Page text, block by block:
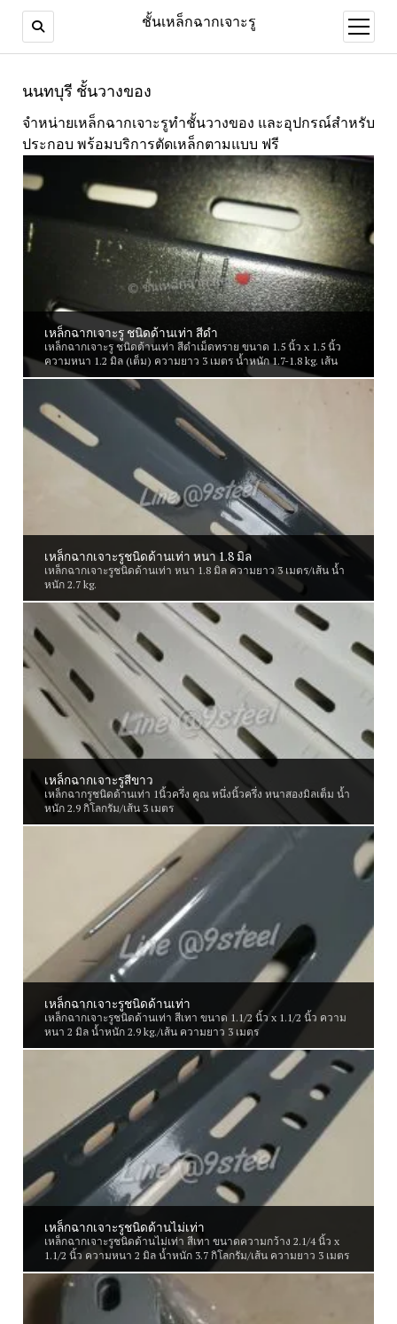
ชั้นเหล็กฉากเจาะรู
open
menu
นนทบุรี ชั้นวางของ
จำหน่ายเหล็กฉากเจาะรูทำชั้นวางของ และอุปกรณ์สำหรับ
ประกอบ พร้อมบริการตัดเหล็กตามแบบ ฟรี
เหล็กฉากเจาะรู ชนิดด้านเท่า สีดำ
เหล็กฉากเจาะรู ชนิดด้านเท่า สีดำเม็ดทราย ขนาด 1.5 นิ้ว x 1.5 นิ้ว
ความหนา 1.2 มิล (เต็ม) ความยาว 3 เมตร น้ำหนัก 1.7-1.8 kg. เส้น
เหล็กฉากเจาะรูชนิดด้านเท่า หนา 1.8 มิล
เหล็กฉากเจาะรูชนิดด้านเท่า หนา 1.8 มิล ความยาว 3 เมตร/เส้น น้ำ
หนัก 2.7 kg.
เหล็กฉากเจาะรูสีขาว
เหล็กฉากรูชนิดด้านเท่า 1นิ้วครึ่ง คูณ หนึ่งนิ้วครึ่ง หนาสองมิลเต็ม น้ำ
หนัก 2.9 กิโลกรัม/เส้น 3 เมตร
เหล็กฉากเจาะรูชนิดด้านเท่า
เหล็กฉากเจาะรูชนิดด้านเท่า สีเทา ขนาด 1.1/2 นิ้ว x 1.1/2 นิ้ว ความ
หนา 2 มิล น้ำหนัก 2.9 kg./เส้น ความยาว 3 เมตร
เหล็กฉากเจาะรูชนิดด้านไม่เท่า
เหล็กฉากเจาะรูชนิดด้านไม่เท่า สีเทา ขนาดความกว้าง 2.1/4 นิ้ว x
1.1/2 นิ้ว ความหนา 2 มิล น้ำหนัก 3.7 กิโลกรัม/เส้น ความยาว 3 เมตร